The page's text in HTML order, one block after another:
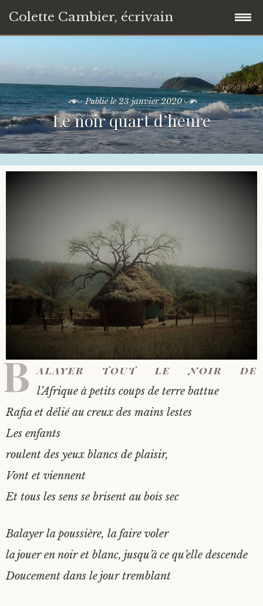
Colette Cambier, écrivain
au
contenu
principal
Romans & biographies
Évolution personnelle & Essais
Nouvelles
Publié le23 janvier 2020
Le noir quart d’heure
B alayer tout le noir de
l’Afrique à petits coups de terre battue
Rafia et délié au creux des mains lestes
Les enfants
roulent des yeux blancs de plaisir,
Vont et viennent
Et tous les sens se brisent au bois sec
Balayer la poussière, la faire voler
la jouer en noir et blanc, jusqu’à ce qu’elle descende
Doucement dans le jour tremblant